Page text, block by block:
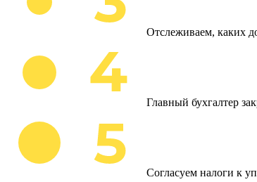
Отслеживаем, каких
Главный бухгалтер
Согласуем налоги к